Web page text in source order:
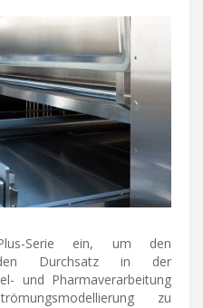
Serie ein, um den
den Durchsatz in der
und Pharmaverarbeitung
zu